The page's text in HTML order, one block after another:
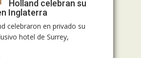
Holland celebran su
Inglaterra
celebraron en privado su
hotel de Surrey,